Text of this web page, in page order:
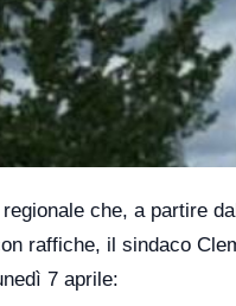
che, a partire
raffiche, il sindaco
7 aprile: